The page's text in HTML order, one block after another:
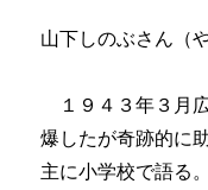
山下しのぶさん（
１９４３年３月
爆したが奇跡的に
主に小学校で語る